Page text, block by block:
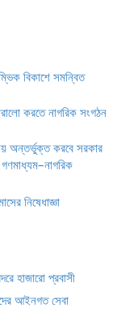
বিকাশে সমন্বিত
করতে নাগরিক সংগঠন
অন্তর্ভুক্ত করবে সরকার
নিষেধাজ্ঞা
হাজারো প্রবাসী
আইনগত সেবা